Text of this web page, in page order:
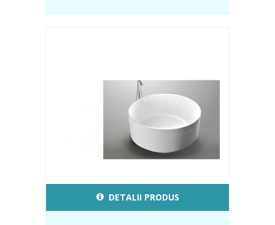
DETALII PRODUS